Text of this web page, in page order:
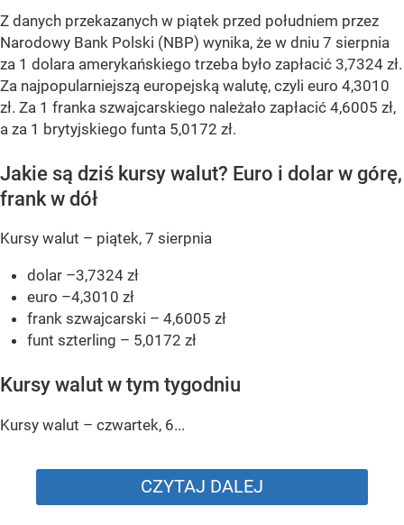
Z danych przekazanych w piątek przed południem przez
Narodowy Bank Polski (NBP) wynika, że w dniu 7 sierpnia
za 1 dolara amerykańskiego trzeba było zapłacić 3,7324 zł.
Za najpopularniejszą europejską walutę, czyli euro 4,3010
zł. Za 1 franka szwajcarskiego należało zapłacić 4,6005 zł,
a za 1 brytyjskiego funta 5,0172 zł.
Jakie są dziś kursy walut? Euro i dolar w górę,
frank w dół
Kursy walut – piątek, 7 sierpnia
dolar –3,7324 zł
euro –4,3010 zł
frank szwajcarski – 4,6005 zł
funt szterling – 5,0172 zł
Kursy walut w tym tygodniu
Kursy walut – czwartek, 6...
CZYTAJ DALEJ